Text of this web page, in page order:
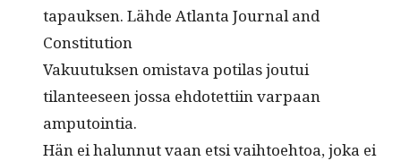
tapauk­sen. Lähde Atlanta Jour­nal and
Constitution
Vaku­u­tuk­sen omis­ta­va poti­las jou­tui
tilanteeseen jos­sa ehdotet­ti­in varpaan
amputointia.
Hän ei halun­nut vaan etsi vai­h­toe­htoa, joka ei